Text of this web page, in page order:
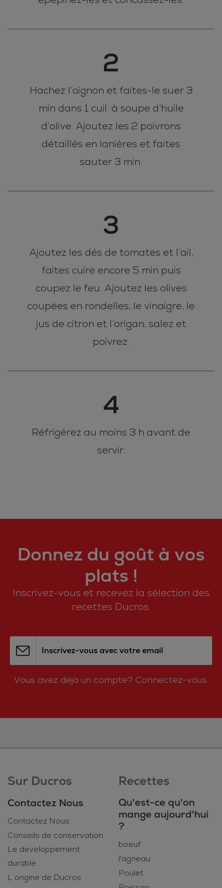
2
Hachez l’oignon et faites-le suer 3
min dans 1 cuil. à soupe d’huile
d’olive. Ajoutez les 2 poivrons
détaillés en lanières et faites
sauter 3 min.
3
Ajoutez les dés de tomates et l’ail,
faites cuire encore 5 min puis
coupez le feu. Ajoutez les olives
coupées en rondelles, le vinaigre, le
jus de citron et l’origan, salez et
poivrez.
4
Réfrigérez au moins 3 h avant de
servir.
Donnez du goût à vos
plats !
Inscrivez-vous et recevez la sélection des
recettes Ducros.
Inscrivez-vous avec votre email
Vous avez déjà un compte? Connectez-vous.
Sur Ducros
Contactez Nous
Contactez Nous
Conseils de conservation
Le developpement
durable
L origine de Ducros
Recettes
Qu'est-ce qu'on
mange aujourd'hui
?
boeuf
l'agneau
Poulet